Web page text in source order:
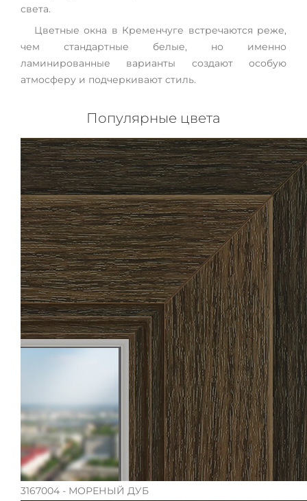
света.
Цветные окна в Кременчуге встречаются реже,
чем стандартные белые, но именно
ламинированные варианты создают особую
атмосферу и подчеркивают стиль.
Популярные цвета
3167004 - МОРЕНЫЙ ДУБ